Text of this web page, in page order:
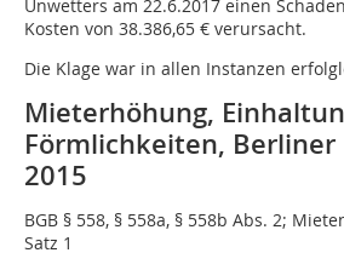
Unwetters am 22.6.2017 einen
Kosten von 38.386,65 € verursacht.
Die Klage war in allen Instanzen
Mieterhöhung,
Förmlichkeiten,
2015
BGB § 558, § 558a, § 558b Abs. 2;
Satz 1